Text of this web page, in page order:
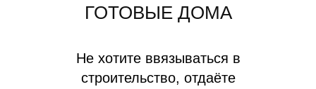
ГОТОВЫЕ ДОМА
Не хотите ввязываться в
строительство, отдаёте